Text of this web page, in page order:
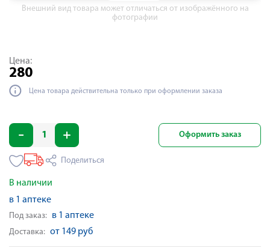
Внешний вид товара может отличаться от изображённого на
фотографии
Цена:
280
Цена товара действительна только при оформлении заказа
Оформить заказ
Поделиться
В наличии
в 1 аптеке
Под заказ: в 1 аптеке
Доставка: от 149 руб